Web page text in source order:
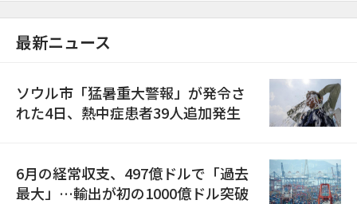
最新ニュース
ソウル市「猛暑重大警報」が発令さ
れた4日、熱中症患者39人追加発生
6月の経常収支、497億ドルで「過去
最大」…輸出が初の1000億ドル突破